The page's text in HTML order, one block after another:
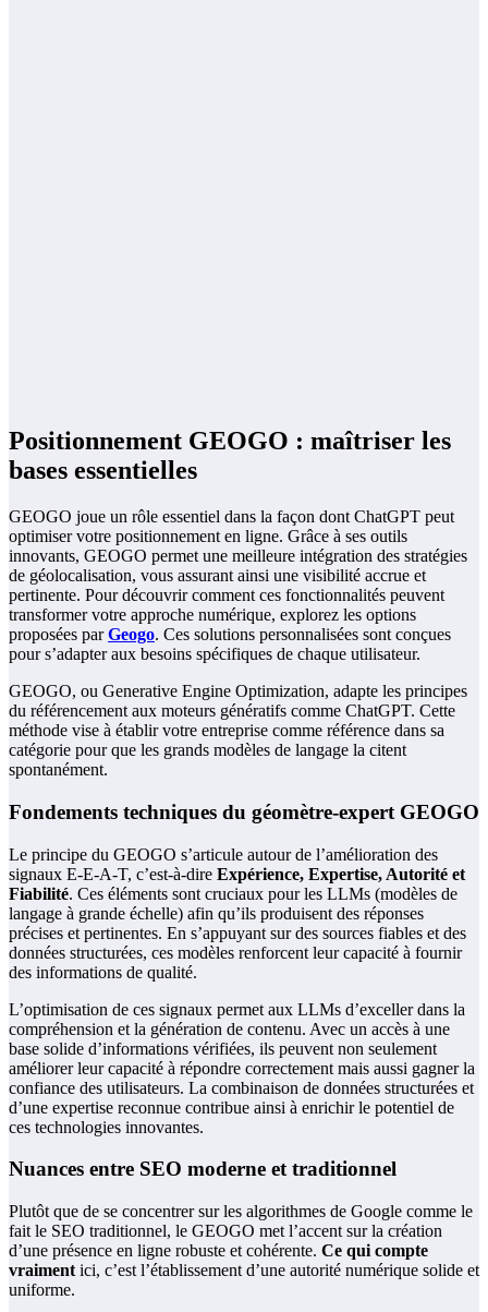
Positionnement GEOGO : maîtriser les
bases essentielles
GEOGO joue un rôle essentiel dans la façon dont ChatGPT peut
optimiser votre positionnement en ligne. Grâce à ses outils
innovants, GEOGO permet une meilleure intégration des stratégies
de géolocalisation, vous assurant ainsi une visibilité accrue et
pertinente. Pour découvrir comment ces fonctionnalités peuvent
transformer votre approche numérique, explorez les options
proposées parGeogo. Ces solutions personnalisées sont conçues
pour s’adapter aux besoins spécifiques de chaque utilisateur.
GEOGO, ou Generative Engine Optimization, adapte les principes
du référencement aux moteurs génératifs comme ChatGPT. Cette
méthode vise à établir votre entreprise comme référence dans sa
catégorie pour que les grands modèles de langage la citent
spontanément.
Fondements techniques du géomètre-expert GEOGO
Le principe du GEOGO s’articule autour de l’amélioration des
signaux E-E-A-T, c’est-à-dire Expérience, Expertise, Autorité et
Fiabilité. Ces éléments sont cruciaux pour les LLMs (modèles de
langage à grande échelle) afin qu’ils produisent des réponses
précises et pertinentes. En s’appuyant sur des sources fiables et des
données structurées, ces modèles renforcent leur capacité à fournir
des informations de qualité.
L’optimisation de ces signaux permet aux LLMs d’exceller dans la
compréhension et la génération de contenu. Avec un accès à une
base solide d’informations vérifiées, ils peuvent non seulement
améliorer leur capacité à répondre correctement mais aussi gagner la
confiance des utilisateurs. La combinaison de données structurées et
d’une expertise reconnue contribue ainsi à enrichir le potentiel de
ces technologies innovantes.
Nuances entre SEO moderne et traditionnel
Plutôt que de se concentrer sur les algorithmes de Google comme le
fait le SEO traditionnel, le GEOGO met l’accent sur la création
d’une présence en ligne robuste et cohérente. Ce qui compte
vraiment ici, c’est l’établissement d’une autorité numérique solide et
uniforme.